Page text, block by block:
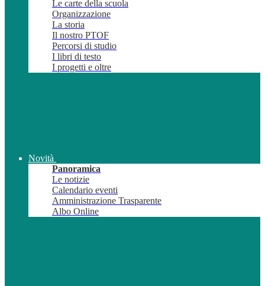
Le carte della scuola
Organizzazione
La storia
Il nostro PTOF
Percorsi di studio
I libri di testo
I progetti e oltre
Novità
Panoramica
Le notizie
Calendario eventi
Amministrazione Trasparente
Albo Online